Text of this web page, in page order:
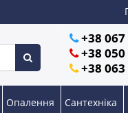
+38
+38
+38
Опалення Сантехніка